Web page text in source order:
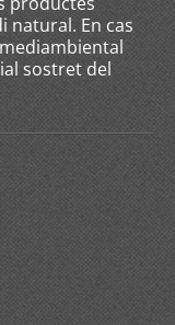
natural. En cas
sostret del